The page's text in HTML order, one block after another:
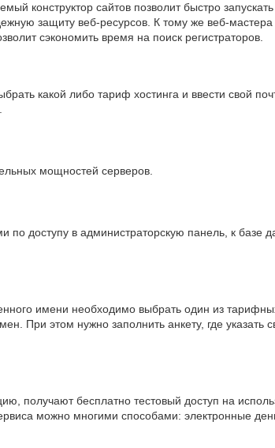
конструктор сайтов позволит быстро
защиту веб-ресурсов. К тому же веб-
сэкономить время на поиск регистраторов.
какой либо тариф хостинга и ввести свой
мощностей серверов.
по доступу в администраторскую панель, к базе
имени необходимо выбрать один из
При этом нужно заполнить анкету, где указать
получают бесплатно тестовый доступ на
можно многими способами: электронные